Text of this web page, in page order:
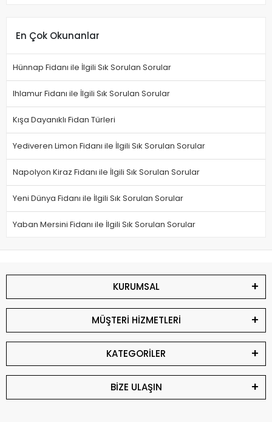
En Çok Okunanlar
Hünnap Fidanı ile İlgili Sık Sorulan Sorular
Ihlamur Fidanı ile İlgili Sık Sorulan Sorular
Kışa Dayanıklı Fidan Türleri
Yediveren Limon Fidanı ile İlgili Sık Sorulan Sorular
Napolyon Kiraz Fidanı ile İlgili Sık Sorulan Sorular
Yeni Dünya Fidanı ile İlgili Sık Sorulan Sorular
Yaban Mersini Fidanı ile İlgili Sık Sorulan Sorular
KURUMSAL
MÜŞTERİ HİZMETLERİ
KATEGORİLER
BİZE ULAŞIN